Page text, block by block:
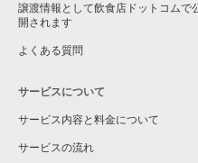
譲渡情報として飲食店ドットコムで
開されます
よくある質問
サービスについて
サービス内容と料金について
サービスの流れ